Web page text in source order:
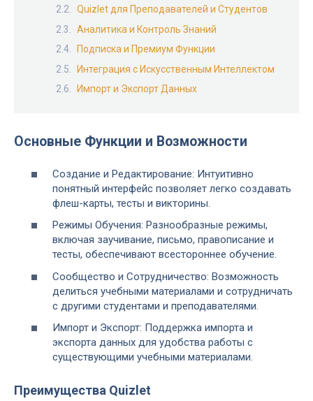
Quizlet для Преподавателей и Студентов
Аналитика и Контроль Знаний
Подписка и Премиум Функции
Интеграция с Искусственным Интеллектом
Импорт и Экспорт Данных
Основные Функции и Возможности
Создание и Редактирование: Интуитивно
понятный интерфейс позволяет легко создавать
флеш-карты, тесты и викторины.
Режимы Обучения: Разнообразные режимы,
включая заучивание, письмо, правописание и
тесты, обеспечивают всестороннее обучение.
Сообщество и Сотрудничество: Возможность
делиться учебными материалами и сотрудничать
с другими студентами и преподавателями.
Импорт и Экспорт: Поддержка импорта и
экспорта данных для удобства работы с
существующими учебными материалами.
Преимущества Quizlet